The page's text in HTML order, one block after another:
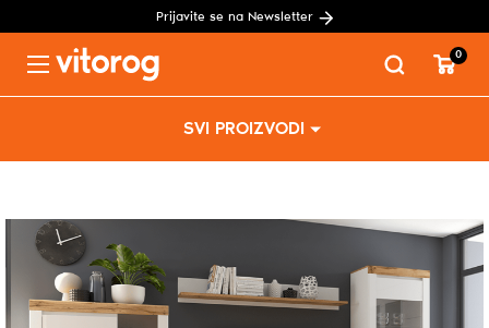
Prijavite se na Newsletter
SVI PROIZVODI
0